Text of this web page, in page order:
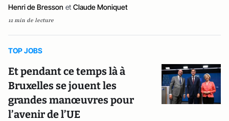
Henri de Bresson et Claude Moniquet
12 min de lecture
TOP JOBS
Et pendant ce temps là à
Bruxelles se jouent les
grandes manœuvres pour
l’avenir de l’UE